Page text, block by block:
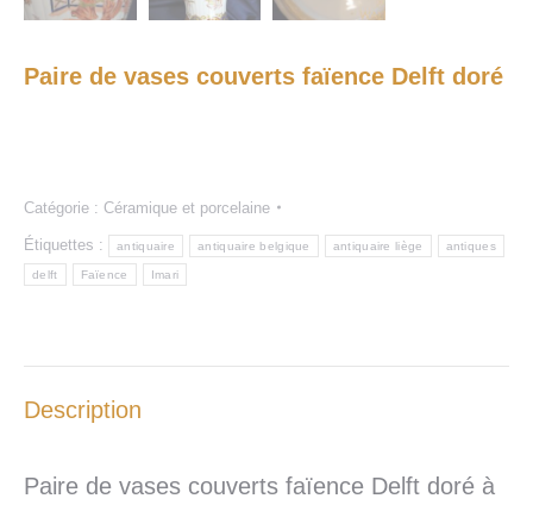
Paire de vases couverts faïence Delft doré
Catégorie : Céramique et porcelaine
Étiquettes : antiquaire antiquaire belgique antiquaire liège antiques
delft Faïence Imari
Description
Paire de vases couverts faïence Delft doré à